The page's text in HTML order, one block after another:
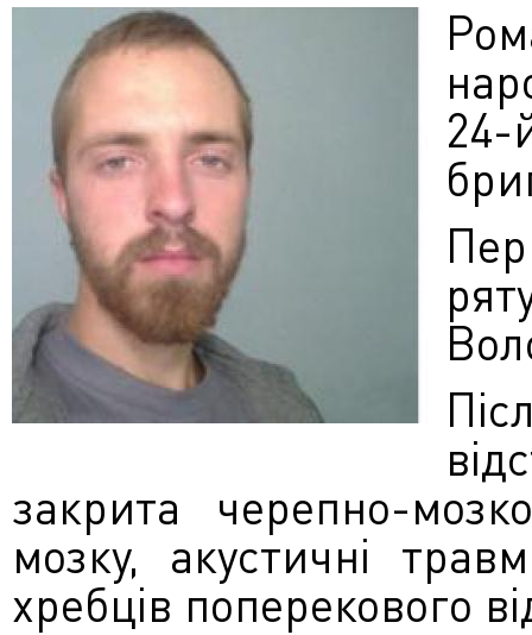
закрита черепно-
мозку, акустичні
хребців поперекового